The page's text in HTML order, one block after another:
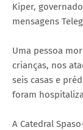
Kiper,
mensagens
Uma pessoa
crianças, nos
seis casas e
foram
A Catedral